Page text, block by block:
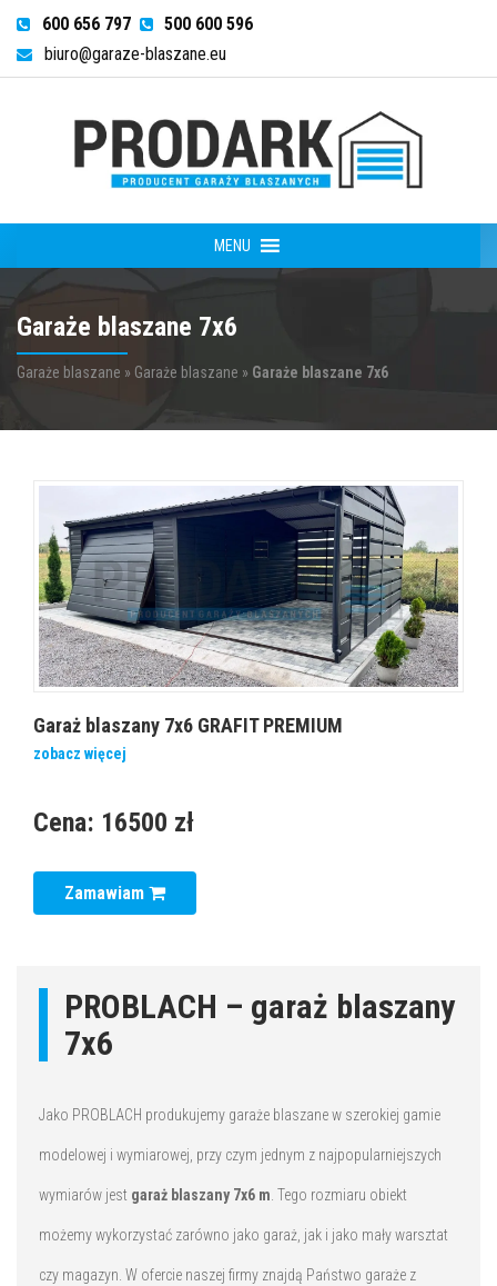
600 656 797
500 600 596
biuro@garaze-blaszane.eu
MENU
Garaże blaszane 7x6
Garaże blaszane » Garaże blaszane » Garaże blaszane 7x6
Garaż blaszany 7x6 GRAFIT PREMIUM
zobacz więcej
Cena: 16500 zł
Zamawiam
PROBLACH – garaż blaszany
7x6
Jako PROBLACH produkujemy garaże blaszane w szerokiej gamie
modelowej i wymiarowej, przy czym jednym z najpopularniejszych
wymiarów jest garaż blaszany 7x6 m . Tego rozmiaru obiekt
możemy wykorzystać zarówno jako garaż, jak i jako mały warsztat
czy magazyn. W ofercie naszej firmy znajdą Państwo garaże z